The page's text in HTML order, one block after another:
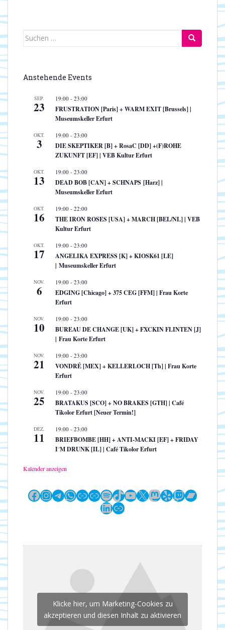
Suchen
Anstehende Events
SEP.
23
19:00 - 23:00
FRUSTRATION [Paris] + WARM EXIT [Brussels] |
Museumskeller Erfurt
OKT.
3
19:00 - 23:00
DIE SKEPTIKER [B] + RosaC [DD] +(F)ROHE
ZUKUNFT [EF] | VEB Kultur Erfurt
OKT.
13
19:00 - 23:00
DEAD BOB [CAN] + SCHNAPS [Harz] |
Museumskeller Erfurt
OKT.
16
19:00 - 22:00
THE IRON ROSES [USA] + MARCH [BEL/NL] | VEB
Kultur Erfurt
OKT.
17
19:00 - 23:00
ANGELIKA EXPRESS [K] + KIOSK61 [LE]
| Museumskeller Erfurt
NOV.
6
19:00 - 23:00
EDGING [Chicago] + 375 CEG [FFM] | Frau Korte
Erfurt
NOV.
10
19:00 - 23:00
BUREAU DE CHANGE [UK] + FXCKIN FLINTEN [J]
| Frau Korte Erfurt
NOV.
21
19:00 - 23:00
VONDRÉ [MEX] + KELLERLOCH [Th] | Frau Korte
Erfurt
NOV.
25
19:00 - 23:00
BRATAKUS [SCO] + NO BRAKES [GTH] | Café
Tikolor Erfurt [Neuer Termin!]
DEZ.
11
19:00 - 23:00
BRIEFBOMBE [HH] + ANTI-MACKI [EF] + FRIDAY
I´M DRUNK [IL] | Café Tikolor Erfurt
Kalender anzeigen
Facebook
Instagram
Telegram
WhatsApp
LinkLinkSpotify
TikTok
YouTube
X Mastodon
YelpTwitch
LinkedIn
Link
Klicke hier, um Marketing-Cookies zu
akzeptieren und diesen Inhalt zu aktivieren